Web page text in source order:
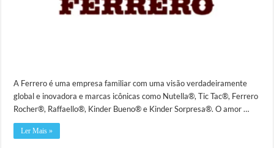
A Ferrero é uma empresa familiar com uma visão verdadeiramente
global e inovadora e marcas icônicas como Nutella®, Tic Tac®, Ferrero
Rocher®, Raffaello®, Kinder Bueno® e Kinder Sorpresa®. O amor …
Ler Mais »